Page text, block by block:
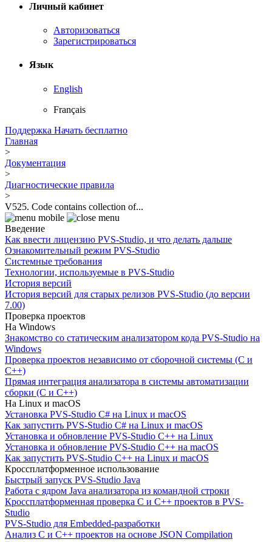
Личный кабинет
Авторизоваться
Зарегистрироваться
Язык
English
Français
Поддержка Начать бесплатно
Главная
>
Документация
>
Диагностические правила
>
V525. Code contains collection of...
Введение
Как ввести лицензию PVS-Studio, и что делать дальше
Ознакомительный режим PVS-Studio
Системные требования
Технологии, используемые в PVS-Studio
История версий
История версий для старых релизов PVS-Studio (до версии
7.00)
Проверка проектов
На Windows
Знакомство со статическим анализатором кода PVS-Studio на
Windows
Проверка проектов независимо от сборочной системы (C и
C++)
Прямая интеграция анализатора в системы автоматизации
сборки (C и C++)
На Linux и macOS
Установка PVS-Studio C# на Linux и macOS
Как запустить PVS-Studio C# на Linux и macOS
Установка и обновление PVS-Studio C++ на Linux
Установка и обновление PVS-Studio C++ на macOS
Как запустить PVS-Studio C++ на Linux и macOS
Кроссплатформенное использование
Быстрый запуск PVS-Studio Java
Работа с ядром Java анализатора из командной строки
Кроссплатформенная проверка C и C++ проектов в PVS-
Studio
PVS-Studio для Embedded-разработки
Анализ C и C++ проектов на основе JSON Compilation